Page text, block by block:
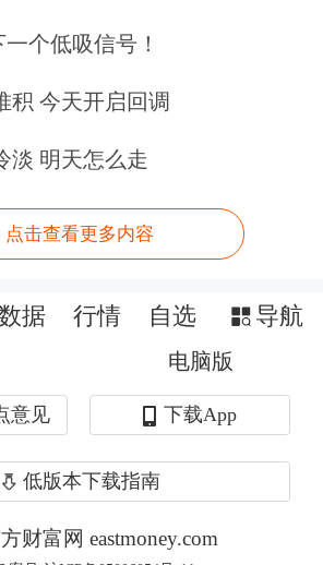
市场。对不履行召回责任
者，依法责令召回并加
全方位保障消费者权益，
，让消费者“敢消费、愿
公布2025年1－4月全国锂
运行情况。数据显示，
产业延续增长态势。根据
范公告企业信息和行业协
个低吸信号！
积 今天开启回调
淡 明天怎么走
点击查看更多内容
据 行情 自选 导航
电脑版
意见 下载App
低版本下载指南
财富网 eastmoney.com